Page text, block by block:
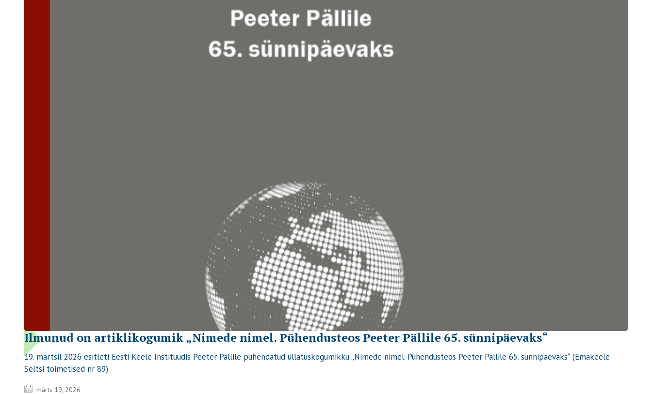
Ilmunud on artiklikogumik „Nimede nimel. Pühendusteos Peeter Pällile 65. sünnipäevaks“
19. märtsil 2026 esitleti Eesti Keele Instituudis Peeter Pällile pühendatud üllatuskogumikku „Nimede nimel. Pühendusteos Peeter Pällile 65. sünnipäevaks“ (Emakeele
Seltsi toimetised nr 89).
märts 19, 2026